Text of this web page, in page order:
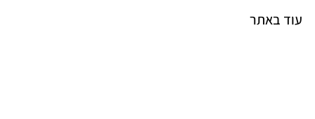
עוד באתר